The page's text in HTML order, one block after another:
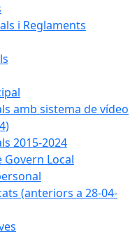
i Reglaments
amb sistema de vídeo
2015-2024
Govern Local
(anteriors a 28-04-